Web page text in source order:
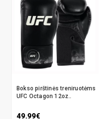
Bokso pirštinės treniruotėms
UFC Octagon 12oz..
49.99€